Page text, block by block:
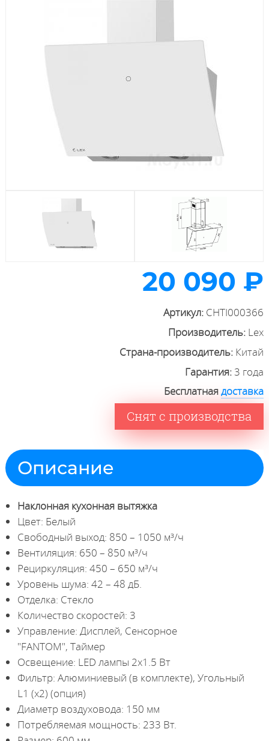
20 090 ₽
Артикул: CHTI000366
Производитель: Lex
Страна-производитель: Китай
Гарантия:3 года
Бесплатнаядоставка
Снят с производства
Описание
Наклонная кухонная вытяжка
Цвет: Белый
Свободный выход: 850 – 1050 м³/ч
Вентиляция: 650 – 850 м³/ч
Рециркуляция: 450 – 650 м³/ч
Уровень шума: 42 – 48 дБ.
Отделка: Стекло
Количество скоростей: 3
Управление: Дисплей, Сенсорное
"FANTOM", Таймер
Освещение: LED лампы 2х1.5 Вт
Фильтр: Алюминиевый (в комплекте), Угольный
L1 (х2) (опция)
Диаметр воздуховода: 150 мм
Потребляемая мощность: 233 Вт.